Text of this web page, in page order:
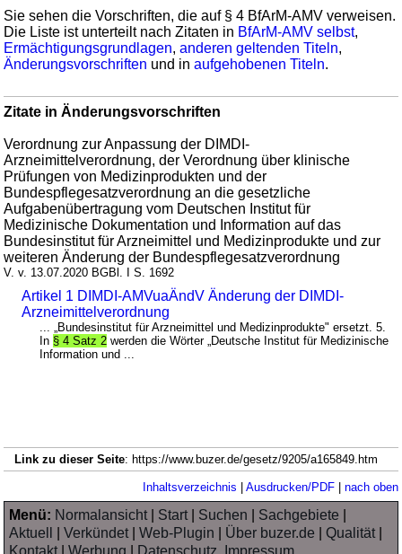
Sie sehen die Vorschriften, die auf § 4 BfArM-AMV verweisen.
Die Liste ist unterteilt nach Zitaten in BfArM-AMV selbst,
Ermächtigungsgrundlagen,anderen geltenden Titeln,
Änderungsvorschriften und inaufgehobenen Titeln.
Zitate in Änderungsvorschriften
Verordnung zur Anpassung der DIMDI-
Arzneimittelverordnung, der Verordnung über klinische
Prüfungen von Medizinprodukten und der
Bundespflegesatzverordnung an die gesetzliche
Aufgabenübertragung vom Deutschen Institut für
Medizinische Dokumentation und Information auf das
Bundesinstitut für Arzneimittel und Medizinprodukte und zur
weiteren Änderung der Bundespflegesatzverordnung
V. v. 13.07.2020 BGBl. I S. 1692
Artikel 1 DIMDI-AMVuaÄndV Änderung der DIMDI-
Arzneimittelverordnung
... „Bundesinstitut für Arzneimittel und Medizinprodukte" ersetzt. 5.
In § 4 Satz 2 werden die Wörter „Deutsche Institut für Medizinische
Information und ...
Link zu dieser Seite: https://www.buzer.de/gesetz/9205/a165849.htm
Inhaltsverzeichnis Ausdrucken/PDF| nach oben
Menü: Normalansicht| Start| Suchen Sachgebiete
Aktuell
|Verkündet|Web-Plugin Über buzer.de |Qualität|